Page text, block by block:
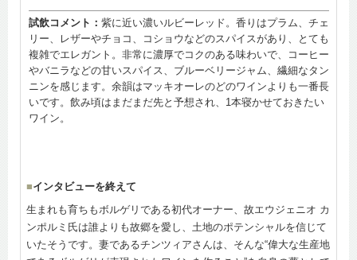
試飲コメント： 紫に近い濃いルビーレッド。香りはプラム、チェ
リー、レザーやチョコ、コショウなどのスパイスがあり、とても
複雑でエレガント。非常に濃厚でコクのある味わいで、コーヒー
やバニラなどの甘いスパイス、ブルーベリージャム、繊細なタン
ニンを感じます。余韻はマッキオーレのどのワインよりも一番長
いです。飲み頃はまだまだ先と予想され、1本寝かせておきたい
ワイン。
■インタビューを終えて
生まれも育ちもボルゲリである初代オーナー、故エウジェニオ カ
ンポルミ氏は誰よりも故郷を愛し、土地のポテンシャルを信じて
いたそうです。妻であるチンツィアさんは、そんな“偉大な生産地